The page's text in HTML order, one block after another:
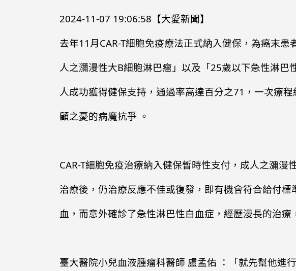
2024-11-07 19:06:58 【大愛新聞】
去年11月CAR-T細胞免疫療法正式納入健保，為癌末
人之瀰漫性大B細胞淋巴瘤」以及「25歲以下急性淋
人成功獲得健保支持，通過率高達百分之71，一次療
顧之憂的病魔抗爭 。
CAR-T細胞免疫治療納入健保暫時性支付，成人之瀰
治療後，仍治療反應不佳或復發，即有機會符合給付
血，而意外確診了急性淋巴性白血症，經歷漫長的治療
臺大醫院小兒血液腫瘤科醫師 盧孟佑 ：「就先幫他進